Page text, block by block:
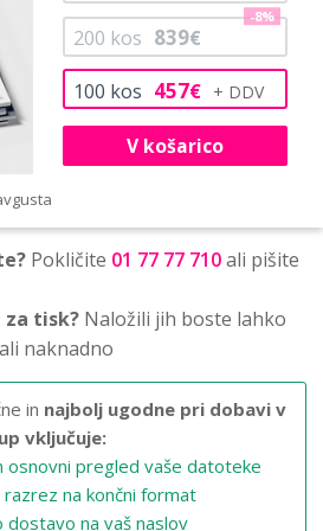
100 kos 457€
200 kos 839€
-8%
V košarico
Pokličite 01 77 77 710ali pišite
tisk? Naložili jih boste lahko
naknadno
in najbolj ugodne pri dobavi v
vključuje:
osnovni pregled vaše datoteke
razrez na končni format
dostavo na vaš naslov